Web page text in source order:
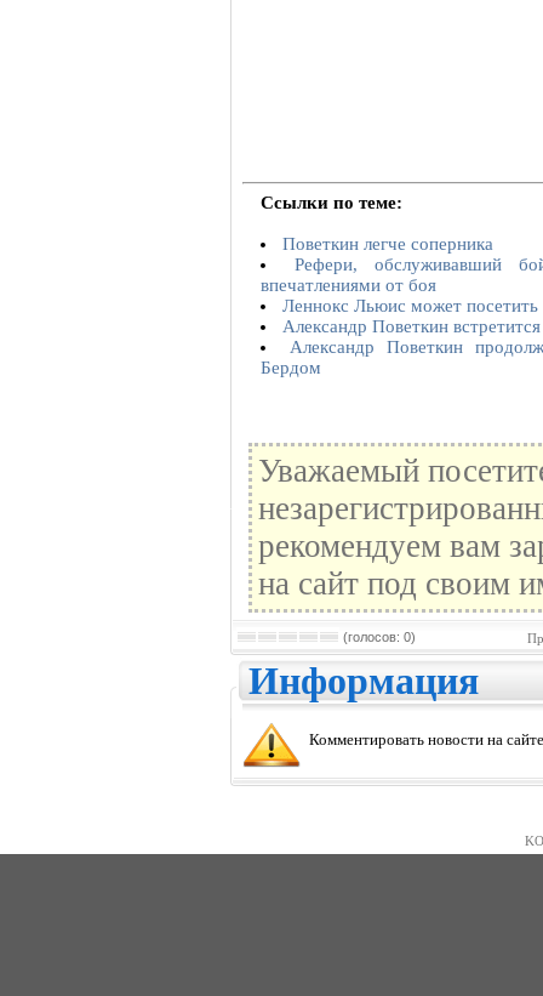
Ссылки по теме:
Поветкин легче соперника
Рефери, обслуживавший
впечатлениями от боя
Леннокс Льюис может
Александр Поветкин
Александр Поветкин
Бердом
Уважаемый
рекомендуем вам
на сайт под своим
(голосов: 0)
Информация
Комментировать новости на